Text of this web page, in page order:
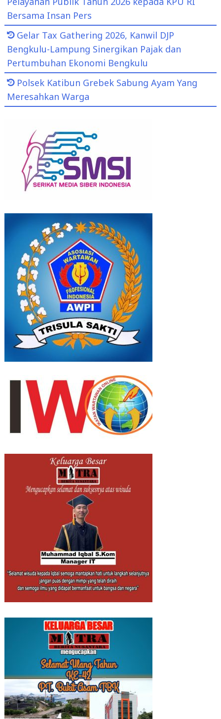
Bersama Insan Pers
Gelar Tax Gathering 2026, Kanwil DJP
Bengkulu-Lampung Sinergikan Pajak dan
Pertumbuhan Ekonomi Bengkulu
Polsek Katibun Grebek Sabung Ayam Yang
Meresahkan Warga